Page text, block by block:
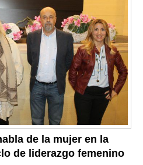
de la mujer en la
de liderazgo femenino